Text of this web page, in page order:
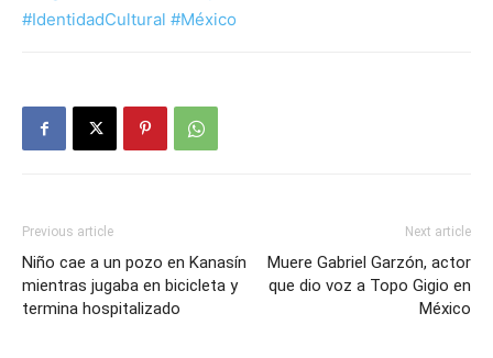
#IdentidadCultural #México
Previous article
Niño cae a un pozo en Kanasín
mientras jugaba en bicicleta y
termina hospitalizado
Next article
Muere Gabriel Garzón, actor
que dio voz a Topo Gigio en
México